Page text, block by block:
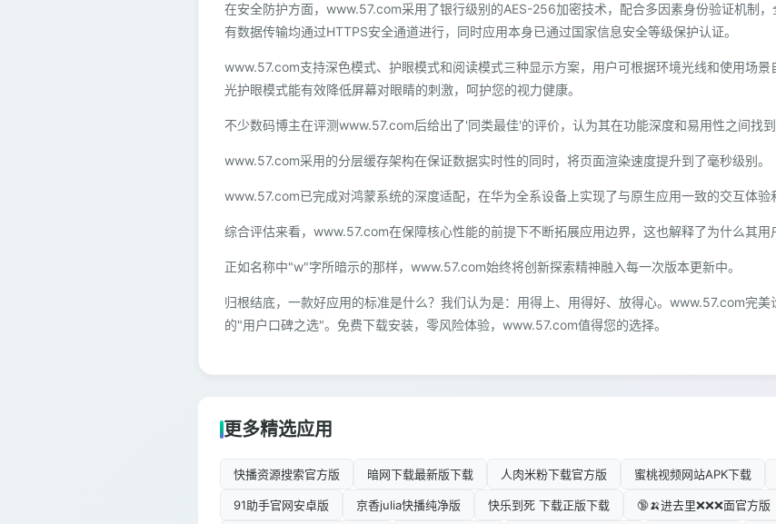
在安全防护方面，www.57.com采用了银行级别的AES-256加密技术，配合多因素身份验证机制
有数据传输均通过HTTPS安全通道进行，同时应用本身已通过国家信息安全等级保护认证。
www.57.com支持深色模式、护眼模式和阅读模式三种显示方案，用户可根据环境光线和使用场
光护眼模式能有效降低屏幕对眼睛的刺激，呵护您的视力健康。
不少数码博主在评测www.57.com后给出了'同类最佳'的评价，认为其在功能深度和易用性之间找到
www.57.com采用的分层缓存架构在保证数据实时性的同时，将页面渲染速度提升到了毫秒级别。
www.57.com已完成对鸿蒙系统的深度适配，在华为全系设备上实现了与原生应用一致的交互体验
综合评估来看，www.57.com在保障核心性能的前提下不断拓展应用边界，这也解释了为什么其用
正如名称中"w"字所暗示的那样，www.57.com始终将创新探索精神融入每一次版本更新中。
归根结底，一款好应用的标准是什么？我们认为是：用得上、用得好、放得心。www.57.com完
的"用户口碑之选"。免费下载安装，零风险体验，www.57.com值得您的选择。
更多精选应用
快播资源搜索官方版 暗网下载最新版下载 人肉米粉下载官方版 蜜桃视频网站APK下载
91助手官网安卓版 京香julia快播纯净版 快乐到死 下载正版下载 🔞🍌进去里❌❌❌面官方版